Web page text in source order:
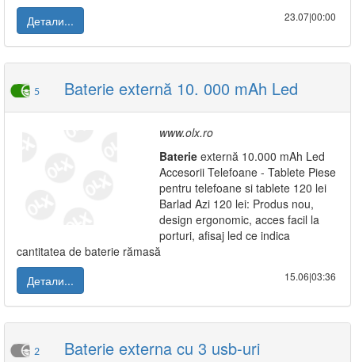
Детали...
23.07|00:00
5 Baterie externă 10. 000 mAh Led
www.olx.ro
Baterie externă 10.000 mAh Led
Accesorii Telefoane - Tablete Piese
pentru telefoane si tablete 120 lei
Barlad Azi 120 lei: Produs nou,
design ergonomic, acces facil la
porturi, afisaj led ce indica
cantitatea de baterie rămasă
Детали...
15.06|03:36
2 Baterie externa cu 3 usb-uri